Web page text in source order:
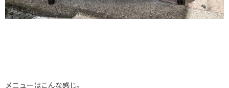
メニューはこんな感じ。